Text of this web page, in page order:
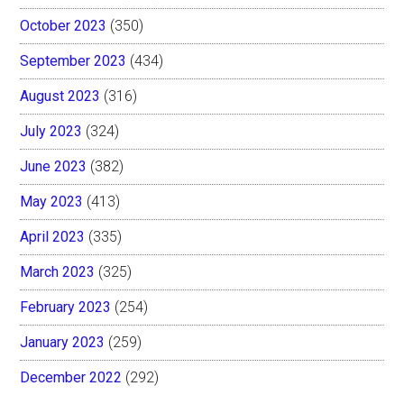
October 2023 (350)
September 2023 (434)
August 2023 (316)
July 2023 (324)
June 2023 (382)
May 2023 (413)
April 2023 (335)
March 2023 (325)
February 2023 (254)
January 2023 (259)
December 2022 (292)